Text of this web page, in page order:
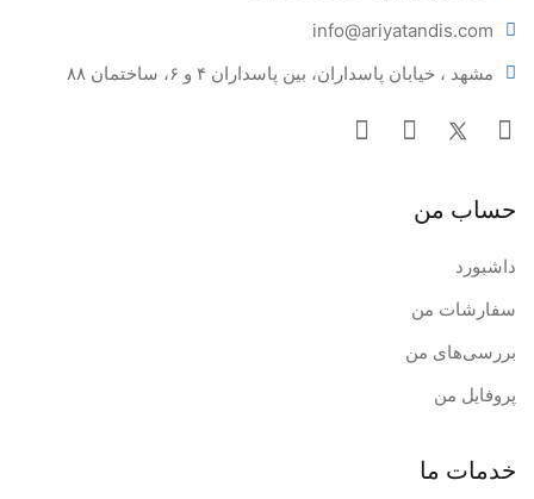
info@ariyatandis.com
مشهد ، خیابان پاسداران، بین پاسداران ۴ و ۶، ساختمان ۸۸
حساب من
داشبورد
سفارشات من
بررسی‌های من
پروفایل من
خدمات ما